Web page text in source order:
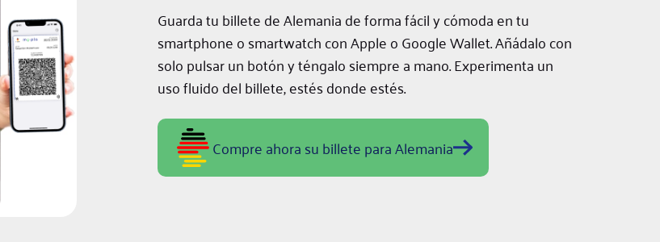
Guarda tu billete de Alemania de forma fácil y cómoda en tu
smartphone o smartwatch con Apple o Google Wallet. Añádalo con
solo pulsar un botón y téngalo siempre a mano. Experimenta un
uso fluido del billete, estés donde estés.
Compre ahora su billete para Alemania